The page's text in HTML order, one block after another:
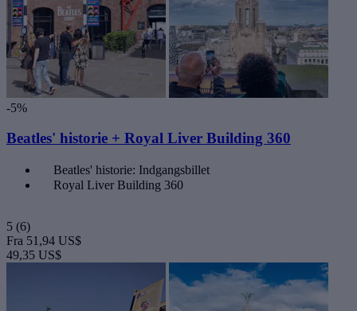
-5%
Beatles' historie + Royal Liver Building 360
Beatles' historie: Indgangsbillet
Royal Liver Building 360
5 (6)
Fra 51,94 US$
49,35 US$